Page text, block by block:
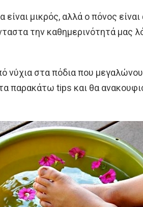
μικρός, αλλά ο πόνος
την καθημερινότητά μας
νύχια στα πόδια που
παρακάτω tips και θα